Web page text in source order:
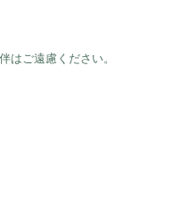
はご遠慮ください。